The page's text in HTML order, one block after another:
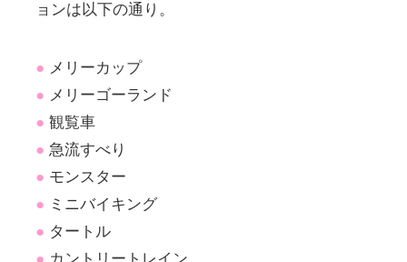
ョンは以下の通り。
● メリーカップ
● メリーゴーランド
● 観覧車
● 急流すべり
● モンスター
● ミニバイキング
● タートル